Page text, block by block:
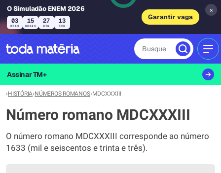
O Simuladão ENEM 2026
03
DIAS
15
HORAS
27
MIN
13
SEG
Garantir vaga
×
Busque
Assinar TM+
›HISTÓRIA›NÚMEROS ROMANOS›MDCXXXIII
Número romano MDCXXXIII
O número romano MDCXXXIII corresponde ao número
1633 (mil e seiscentos e trinta e três).